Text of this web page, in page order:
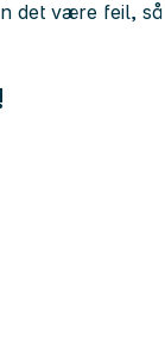
det være feil,